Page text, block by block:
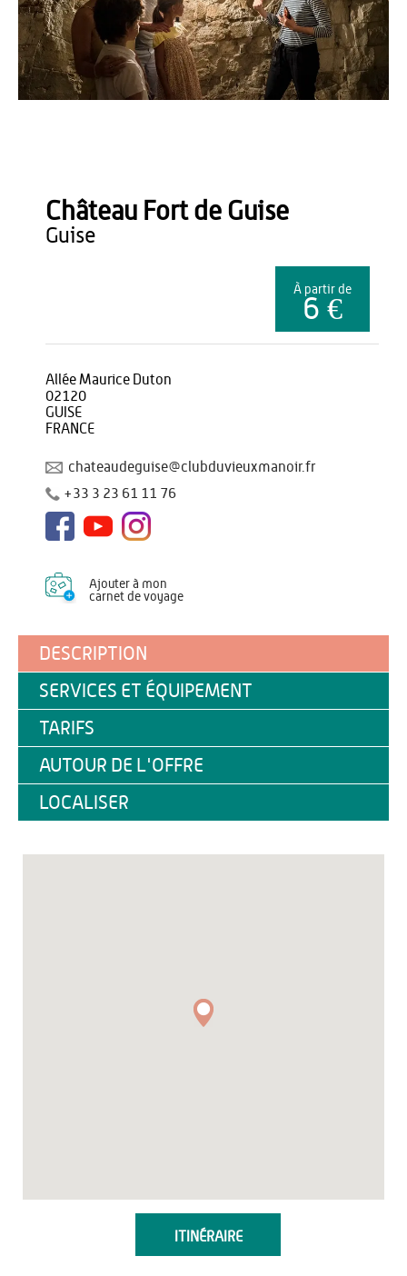
M. Farcy
Château Fort de Guise
guise
À partir de
6 €
Allée Maurice Duton
02120
GUISE
FRANCE
chateaudeguise@clubduvieuxmanoir.fr
+33 3 23 61 11 76
Ajouter à mon
carnet de voyage
DESCRIPTION
SERVICES ET ÉQUIPEMENT
TARIFS
AUTOUR DE L'OFFRE
LOCALISER
ITINÉRAIRE